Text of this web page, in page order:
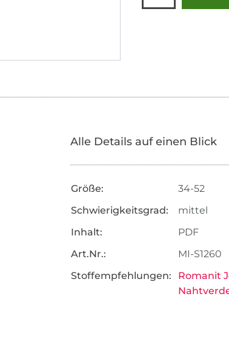
Alle Details auf einen Blick
Größe:
34-52
Schwierigkeitsgrad:
mittel
Inhalt:
PDF
Art.Nr.:
MI-S1260
Stoffempfehlungen:
Romanit